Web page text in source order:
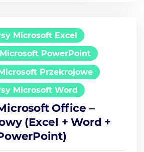
Microsoft Excel
PowerPoint
Przekrojowe
Microsoft Word
Office –
(Excel + Word +